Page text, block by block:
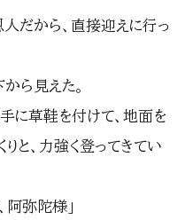
だから、直接迎えに行っ
ら見えた。
に草鞋を付けて、地面を
りと、力強く登ってきてい
阿弥陀様」